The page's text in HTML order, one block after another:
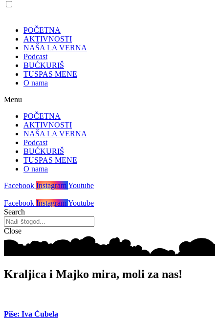
POČETNA
AKTIVNOSTI
NAŠA LA VERNA
Podcast
BUĆKURIŠ
TUSPAS MENE
O nama
Menu
POČETNA
AKTIVNOSTI
NAŠA LA VERNA
Podcast
BUĆKURIŠ
TUSPAS MENE
O nama
Facebook InstagramYoutube
Facebook InstagramYoutube
Search
Close
Kraljica i Majko mira, moli za nas!
Piše: Iva Ćubela